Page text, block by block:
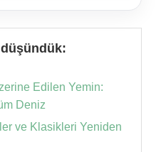
Edilen Yemin:
Deniz
ve Klasikleri Yeniden